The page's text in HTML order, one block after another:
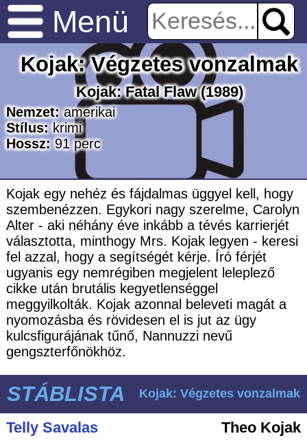
Menü
Kojak: Végzetes vonzalmak
Kojak: Fatal Flaw(1989)
Nemzet: amerikai
Stílus: krimi
Hossz: 91perc
Kojak egy nehéz és fájdalmas üggyel kell, hogy
szembenézzen. Egykori nagy szerelme, Carolyn
Alter - aki néhány éve inkább a tévés karrierjét
választotta, minthogy Mrs. Kojak legyen - keresi
fel azzal, hogy a segítségét kérje. Író férjét
ugyanis egy nemrégiben megjelent leleplező
cikke után brutális kegyetlenséggel
meggyilkolták. Kojak azonnal beleveti magát a
nyomozásba és rövidesen el is jut az ügy
kulcsfigurájának tűnő, Nannuzzi nevű
gengszterfőnökhöz.
STÁBLISTA Kojak: Végzetes vonzalmak
Telly Savalas
Theo Kojak